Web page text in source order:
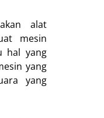
alat
mesin
hal yang
yang
yang